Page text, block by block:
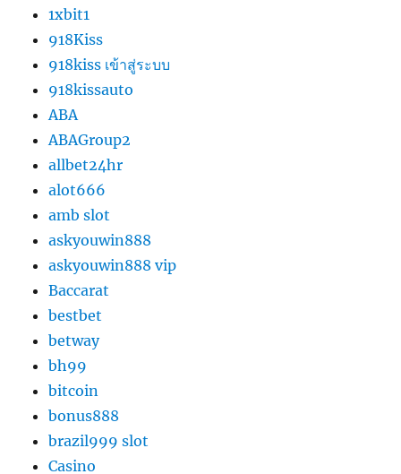
1xbit1
918Kiss
918kiss เข้าสู่ระบบ
918kissauto
ABA
ABAGroup2
allbet24hr
alot666
amb slot
askyouwin888
askyouwin888 vip
Baccarat
bestbet
betway
bh99
bitcoin
bonus888
brazil999 slot
Casino